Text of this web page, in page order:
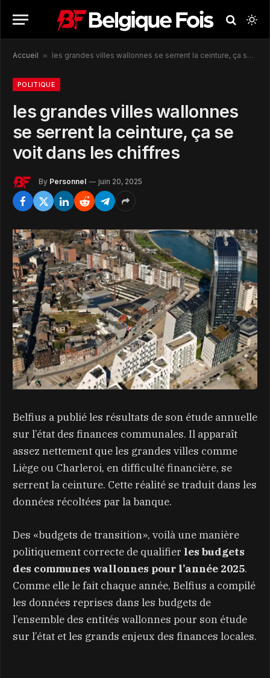
Accueil » les grandes villes wallonnes se serrent la ceinture, ça se voit dans les chiffres
POLITIQUE
les grandes villes wallonnes
se serrent la ceinture, ça se
voit dans les chiffres
By Personnel juin 20, 2025
Belfius a publié les résultats de son étude annuelle
sur l’état des finances communales. Il apparaît
assez nettement que les grandes villes comme
Liège ou Charleroi, en difficulté financière, se
serrent la ceinture. Cette réalité se traduit dans les
données récoltées par la banque.
Des «budgets de transition», voilà une manière
politiquement correcte de qualifier les budgets
des communes wallonnes pour l’année 2025.
Comme elle le fait chaque année, Belfius a compilé
les données reprises dans les budgets de
l’ensemble des entités wallonnes pour son étude
sur l’état et les grands enjeux des finances locales.